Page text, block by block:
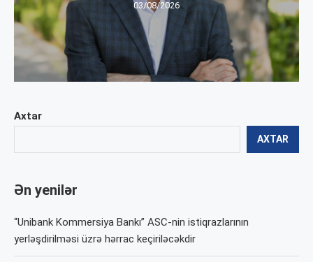
Axtar
AXTAR
Ən yenilər
“Unibank Kommersiya Bankı” ASC-nin istiqrazlarının
yerləşdirilməsi üzrə hərrac keçiriləcəkdir
03/08/2026